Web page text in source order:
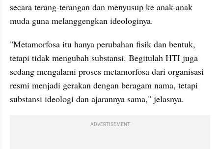
secara terang-terangan dan menyusup ke anak-anak
muda guna melanggengkan ideologinya.
"Metamorfosa itu hanya perubahan fisik dan bentuk,
tetapi tidak mengubah substansi. Begitulah HTI juga
sedang mengalami proses metamorfosa dari organisasi
resmi menjadi gerakan dengan beragam nama, tetapi
substansi ideologi dan ajarannya sama," jelasnya.
ADVERTISEMENT